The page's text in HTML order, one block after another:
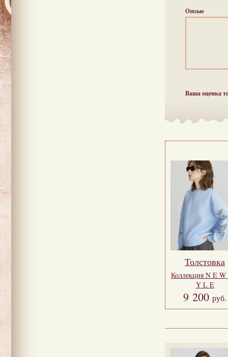
Отзыв
Ваша оценка
Толстовка
Коллекция N E W
Y L E
9 200 руб.